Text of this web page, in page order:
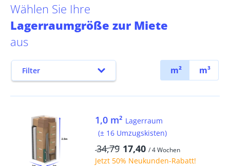
Wählen Sie Ihre
Lagerraumgröße zur Miete
aus
Filter m² m³
1,0 m² Lagerraum
(± 16 Umzugskisten)
34,79 17,40 / 4 Wochen
Jetzt 50% Neukunden-Rabatt!